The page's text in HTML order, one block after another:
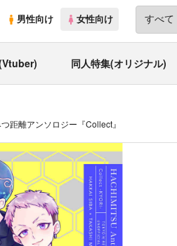
男性向け 女性向け
同人特集(オリジナル)
距離アンソロジー『Collect』